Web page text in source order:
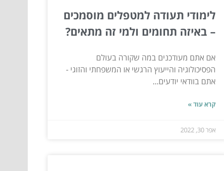
לימודי תעודה למטפלים מוסמכים
– באיזה תחומים ולמי זה מתאים?
אם אתם מעודכנים במה שקורה בעולם
הפסיכולוגיה והייעוץ הרגשי או המשפחתי והזוגי -
אתם בוודאי יודעים...
קרא עוד »
אפר 30, 2022